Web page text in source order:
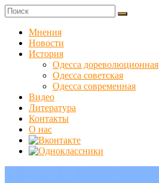
Skip
to
content
Куликовец
Сайт
одесского
сопротивления
Мнения
Новости
История
Одесса дореволюционная
Одесса советская
Одесса современная
Видео
Литература
Контакты
О нас